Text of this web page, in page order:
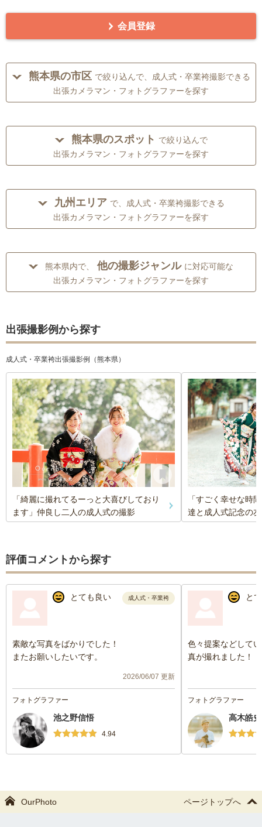
会員登録
熊本県の市区 で絞り込んで、成人式・卒業袴撮影できる
出張カメラマン・フォトグラファーを探す
熊本県のスポット で絞り込んで
出張カメラマン・フォトグラファーを探す
九州エリア で、成人式・卒業袴撮影できる
出張カメラマン・フォトグラファーを探す
熊本県内で、 他の撮影ジャンル に対応可能な
出張カメラマン・フォトグラファーを探す
出張撮影例から探す
成人式・卒業袴出張撮影例（熊本県）
「綺麗に撮れてるーっと大喜びしており
ます」仲良し二人の成人式の撮影
「すごく幸せな時
達と成人式記念の
評価コメントから探す
とても良い 成人式・卒業袴
素敵な写真をばかりでした！
またお願いしたいです。
2026/06/07 更新
フォトグラファー
池之野信悟
4.94
と
色々提案などして
真が撮れました！
フォトグラファー
高木皓
OurPhoto ページトップへ